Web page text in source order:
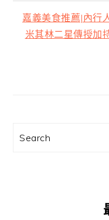
下
一
嘉義美食推薦|內行
米其林二星傳授加
訊
Search